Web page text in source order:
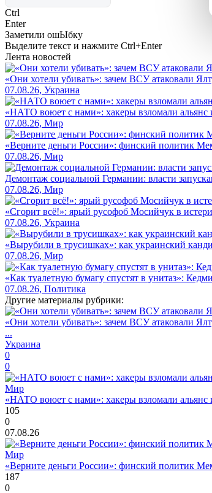
Ctrl
Enter
Заметили ошЫбку
Выделите текст и нажмите Ctrl+Enter
Лента новостей
«Они хотели убивать»: зачем ВСУ атаковали
07.08.26, Украина
«НАТО воюет с нами»: хакеры взломали альянс
07.08.26, Мир
«Верните деньги России»: финский политик
07.08.26, Мир
Демонтаж социальной Германии: власти
07.08.26, Мир
«Сгорит всё!»: ярый русофоб Мосийчук в
07.08.26, Украина
«Вырубили в трусишках»: как украинский
07.08.26, Мир
«Как туалетную бумагу спустят в унитаз»:
07.08.26, Политика
Другие материалы рубрики:
«Они хотели убивать»: зачем ВСУ атаковали
...
Украина
0
0
Мир
«НАТО воюет с нами»: хакеры взломали альянс
105
0
07.08.26
Мир
«Верните деньги России»: финский политик
187
0